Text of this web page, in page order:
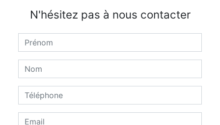
N'hésitez pas à nous contacter